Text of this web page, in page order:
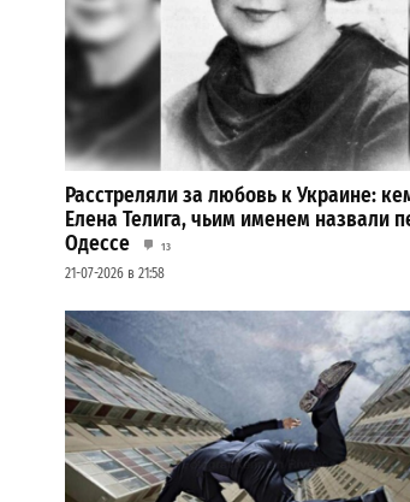
Расстреляли за любовь к Украине:
Елена Телига, чьим именем назвали
Одессе
13
21-07-2026 в 21:58